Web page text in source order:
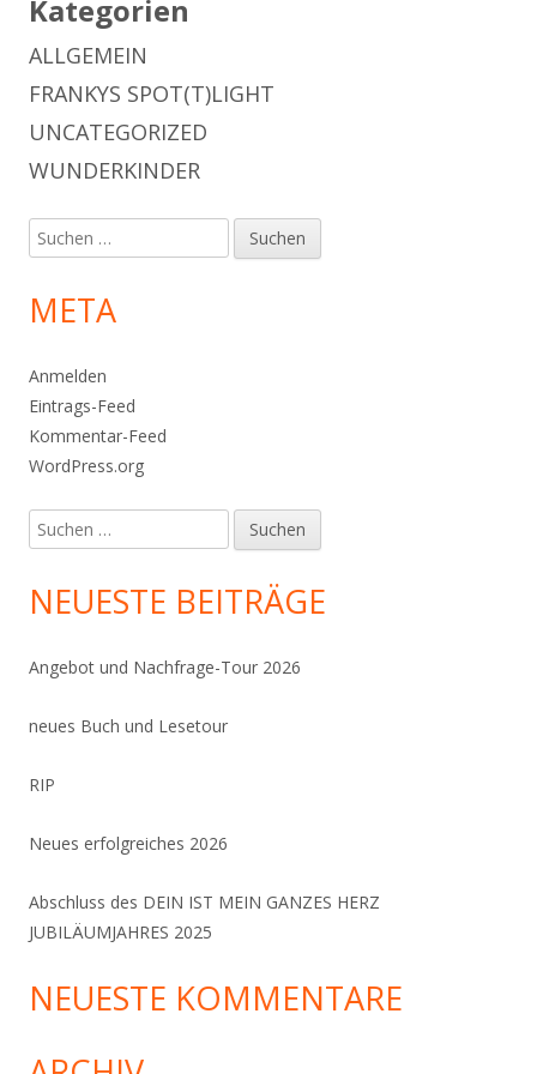
Kategorien
ALLGEMEIN
FRANKYS SPOT(T)LIGHT
UNCATEGORIZED
WUNDERKINDER
Suchen
nach:
META
Anmelden
Eintrags-Feed
Kommentar-Feed
WordPress.org
Suchen
nach:
NEUESTE BEITRÄGE
Angebot und Nachfrage-Tour 2026
neues Buch und Lesetour
RIP
Neues erfolgreiches 2026
Abschluss des DEIN IST MEIN GANZES HERZ
JUBILÄUMJAHRES 2025
NEUESTE KOMMENTARE